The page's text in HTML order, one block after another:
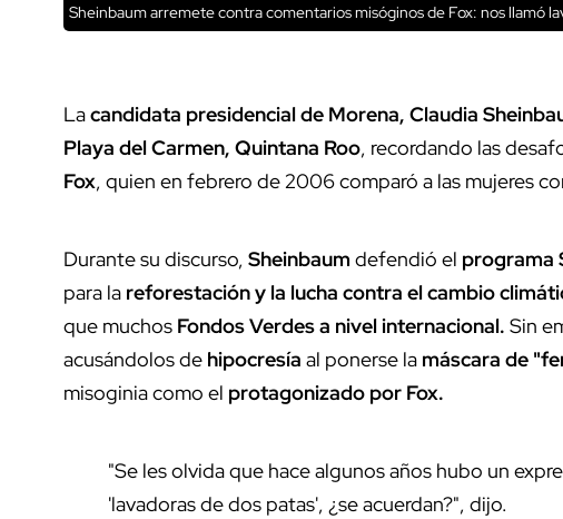
Sheinbaum arremete contra comentarios misóginos de Fox: nos llamó
Lacandidata presidencial de Morena, Claudia
Playa del Carmen, Quintana Roo, recordando las
Fox, quien en febrero de 2006 comparó a las mujeres
Durante su discurso, Sheinbaum defendió el programa
para la reforestación y la lucha contra el cambio
que muchos Fondos Verdes a nivel internacional. Sin
acusándolos de hipocresía al ponerse la máscara de
misoginia como el protagonizado por Fox.
"Se les olvida que hace algunos años hubo un
'lavadoras de dos patas', ¿se acuerdan?", dijo.